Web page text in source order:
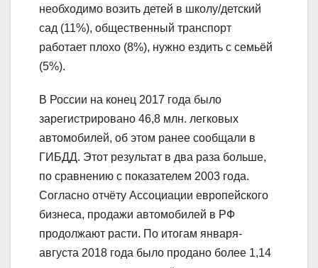
необходимо возить детей в школу/детский
сад (11%), общественный транспорт
работает плохо (8%), нужно ездить с семьёй
(5%).
В России на конец 2017 года было
зарегистрировано 46,8 млн. легковых
автомобилей, об этом ранее сообщали в
ГИБДД. Этот результат в два раза больше,
по сравнению с показателем 2003 года.
Согласно отчёту Ассоциации европейского
бизнеса, продажи автомобилей в РФ
продолжают расти. По итогам января-
августа 2018 года было продано более 1,14